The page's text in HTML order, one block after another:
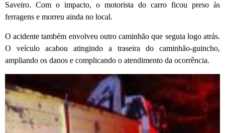
Saveiro. Com o impacto, o motorista do carro ficou preso às
ferragens e morreu ainda no local.
O acidente também envolveu outro caminhão que seguia logo atrás.
O veículo acabou atingindo a traseira do caminhão-guincho,
ampliando os danos e complicando o atendimento da ocorrência.